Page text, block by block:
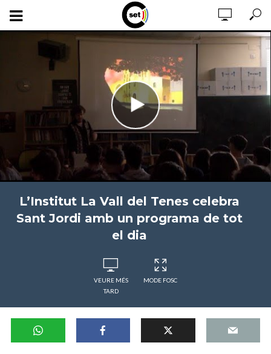
L’Institut La Vall del Tenes celebra
Sant Jordi amb un programa de tot
el dia
VEURE MÉS
TARD
MODE FOSC